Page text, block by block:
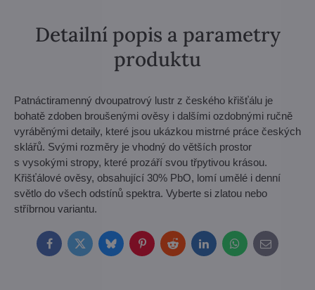
Detailní popis a parametry
produktu
Patnáctiramenný dvoupatrový lustr z českého křišťálu je
bohatě zdoben broušenými ověsy i dalšími ozdobnými ručně
vyráběnými detaily, které jsou ukázkou mistrné práce českých
sklářů. Svými rozměry je vhodný do větších prostor
s vysokými stropy, které prozáří svou třpytivou krásou.
Křišťálové ověsy, obsahující 30% PbO, lomí umělé i denní
světlo do všech odstínů spektra. Vyberte si zlatou nebo
stříbrnou variantu.
FacebookTwitterBlueskyPinterestRedditLinkedInWhatsApp
E-
mail